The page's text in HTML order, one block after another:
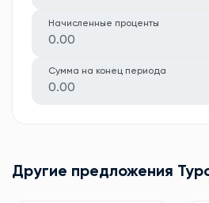
Начисленные проценты
0.00
Сумма на конец периода
0.00
Другие предложения